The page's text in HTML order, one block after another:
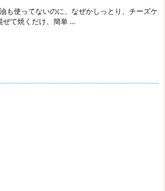
も使ってないのに、なぜかしっとり、チーズケ
ぜて焼くだけ、簡単 ...